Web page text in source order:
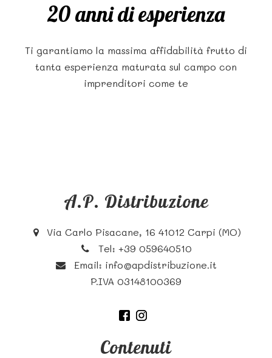
20 anni di esperienza
Ti garantiamo la massima affidabilità frutto di
tanta esperienza maturata sul campo con
imprenditori come te
A.P. Distribuzione
Via Carlo Pisacane, 16 41012 Carpi (MO)
Tel:+39 059640510
Email: info@apdistribuzione.it
P.IVA 03148100369
Contenuti